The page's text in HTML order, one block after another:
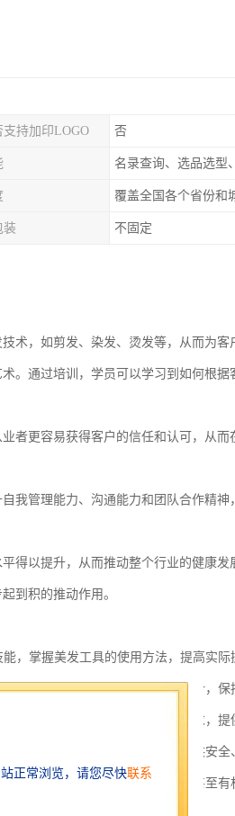
支持加印LOGO 否
覆盖全国各个省份和
装 不固定
术，如剪发、染发、烫发等，从而为客
。通过培训，学员可以学习到如何根据
者更容易获得客户的信任和认可，从而
我管理能力、沟通能力和团队合作精神
得以提升，从而推动整个行业的健康发
到积的推动作用。
，掌握美发工具的使用方法，提高实际
势，学习新的美发技术和造型设计，保
通技巧，帮助学员地理解客户需求，提
，提升职业素养，确保为客户提供安全
未来的职业发展打下坚实基础，甚至有